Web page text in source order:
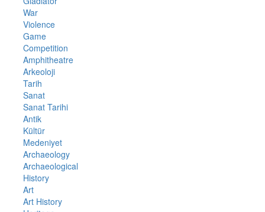
War
Violence
Game
Competition
Amphitheatre
Arkeoloji
Tarih
Sanat
Sanat Tarihi
Antik
Kültür
Medeniyet
Archaeology
Archaeological
History
Art
Art History